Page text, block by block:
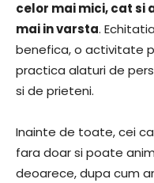
celor mai mici, cat si
mai in varsta.
benefica, o activitate
practica alaturi de
si de prieteni.
Inainte de toate, cei
fara doar si poate
deoarece, dupa cum